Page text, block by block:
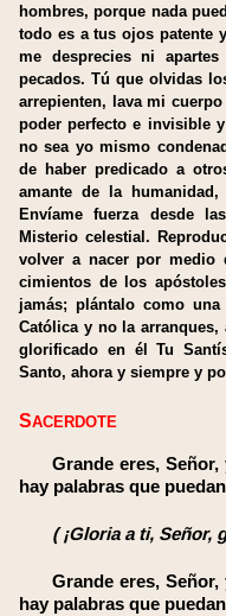
hombres, porque nada
todo es a tus ojos patente
me desprecies ni
pecados. Tú que olvidas
arrepienten, lava mi
poder perfecto e invisible
no sea yo mismo
de haber predicado a
amante de la
Envíame fuerza desde
Misterio celestial.
volver a nacer por medio
cimientos de los
jamás; plántalo como
Católica y no la
glorificado en él Tu
Santo, ahora y siempre y
SACERDOTE
Grande eres,
hay palabras que
( ¡Gloria a ti, Señor,
Grande eres,
hay palabras que